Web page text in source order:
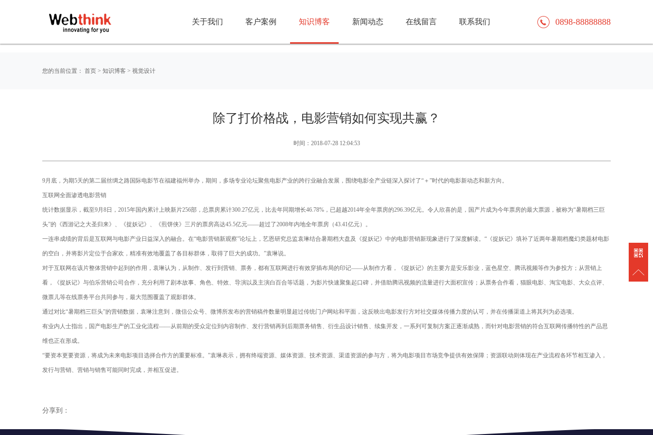
关于我们 客户案例 知识博客 新闻动态 在线留言 联系我们 0898-88888888
您的当前位置： 首页 > 知识博客 > 视觉设计
除了打价格战，电影营销如何实现共赢？
时间：2018-07-28 12:04:53
9月底，为期5天的第二届丝绸之路国际电影节在福建福州举办，期间，多场专业论坛聚焦电影产业的跨行业融合发展，围绕电影全产业链深入探讨了“＋”时代的电影新动态和新方向。
互联网全面渗透电影营销
统计数据显示，截至9月8日，2015年国内累计上映新片256部，总票房累计300.27亿元，比去年同期增长46.78%，已超越2014年全年票房的296.39亿元。令人欣喜的是，国产片成为今年票房的最大票源，被称为“暑期档三巨
头”的《西游记之大圣归来》、《捉妖记》、《煎饼侠》三片的票房高达45.5亿元——超过了2008年内地全年票房（43.41亿元）。
一连串成绩的背后是互联网与电影产业日益深入的融合。在“电影营销新观察”论坛上，艺恩研究总监袁琳结合暑期档大盘及《捉妖记》中的电影营销新现象进行了深度解读。“《捉妖记》填补了近两年暑期档魔幻类题材电影
的空白，并将影片定位于合家欢，精准有效地覆盖了各目标群体，取得了巨大的成功。”袁琳说。
对于互联网在该片整体营销中起到的作用，袁琳认为，从制作、发行到营销、票务，都有互联网进行有效穿插布局的印记——从制作方看，《捉妖记》的主要方是安乐影业，蓝色星空、腾讯视频等作为参投方；从营销上
看，《捉妖记》与伯乐营销公司合作，充分利用了剧本故事、角色、特效、导演以及主演白百合等话题，为影片快速聚集起口碑，并借助腾讯视频的流量进行大面积宣传；从票务合作看，猫眼电影、淘宝电影、大众点评、
微票儿等在线票务平台共同参与，最大范围覆盖了观影群体。
通过对比“暑期档三巨头”的营销数据，袁琳注意到，微信公众号、微博所发布的营销稿件数量明显超过传统门户网站和平面，这反映出电影发行方对社交媒体传播力度的认可，并在传播渠道上将其列为必选项。
有业内人士指出，国产电影生产的工业化流程——从前期的受众定位到内容制作、发行营销再到后期票务销售、衍生品设计销售、续集开发，一系列可复制方案正逐渐成熟，而针对电影营销的符合互联网传播特性的产品思
维也正在形成。
“要资本更要资源，将成为未来电影项目选择合作方的重要标准。”袁琳表示，拥有终端资源、媒体资源、技术资源、渠道资源的参与方，将为电影项目市场竞争提供有效保障；资源联动则体现在产业流程各环节相互渗入，
发行与营销、营销与销售可能同时完成，并相互促进。
分享到：